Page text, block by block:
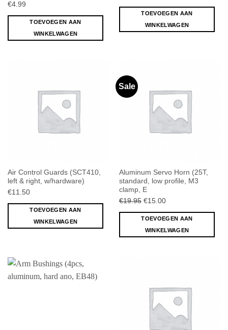
€4.99
TOEVOEGEN AAN
WINKELWAGEN
TOEVOEGEN AAN
WINKELWAGEN
Air Control Guards (SCT410,
left & right, w/hardware)
€11.50
TOEVOEGEN AAN
WINKELWAGEN
Sale
Aluminum Servo Horn (25T,
standard, low profile, M3
clamp, E
€19.95 Oorspronkelijke
prijs
was:
€19.95.
€15.00Huidige
prijs
is:
€15.00.
TOEVOEGEN AAN
WINKELWAGEN